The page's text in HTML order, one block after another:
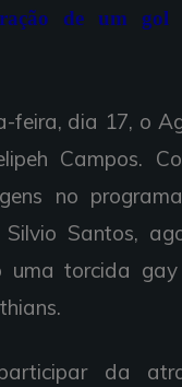
de um
feira, dia 17, o
Campos.
no
Santos,
uma torcida
da